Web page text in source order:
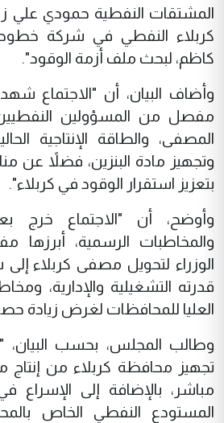
المشتقات النفطية حمودي علي
كربلاء النفطي في شركة خطوط
كاظم، لبحث ملف أزمة الوقود".
وأضاف البيان، أن "الاجتماع
مفصل من المسؤولين
المصفى، والطاقة الإنتاجية
وتجهيز مادة البنزين، فضلاً عن
بتعزيز استقرار الوقود في كربلاء".
وأوضح، أن "الاجتماع خرج
والمخاطبات الرسمية،
الوزراء لتحويل مصفى كربلاء
قدرته التشغيلية والإدارية،
العليا للمحافظات لغرض زيادة
وطالب المجلس، بحسب البيان،
تجهيز محافظة كربلاء من
مباشر، بالإضافة إلى
المستودع النفطي الخاص